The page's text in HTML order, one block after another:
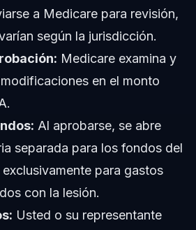
a Medicare para revisión,
según la jurisdicción.
Medicare examina y
en el monto
Al aprobarse, se abre
separada para los fondos del
para gastos
con la lesión.
Usted o su representante